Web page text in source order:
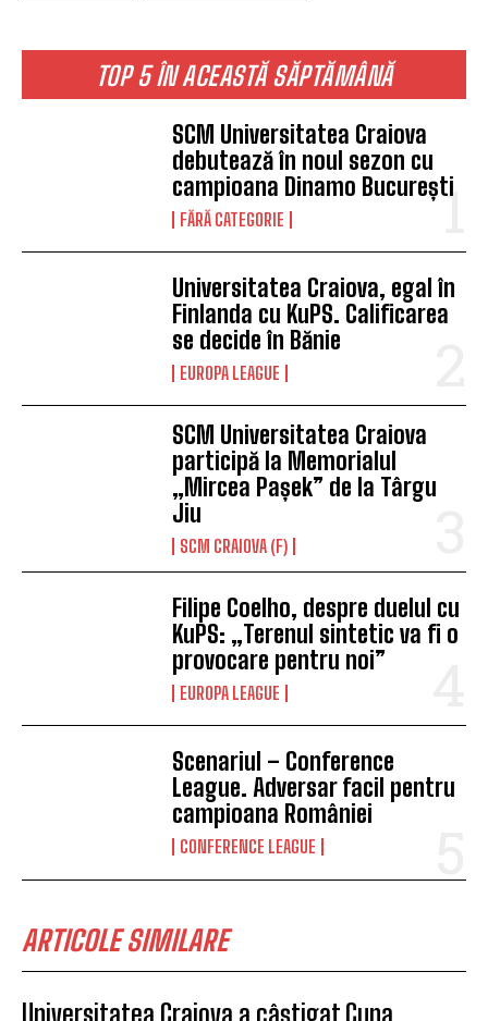
TOP 5 ÎN ACEASTĂ SĂPTĂMÂNĂ
SCM Universitatea Craiova
debutează în noul sezon cu
campioana Dinamo București
FĂRĂ CATEGORIE
Universitatea Craiova, egal în
Finlanda cu KuPS. Calificarea
se decide în Bănie
EUROPA LEAGUE
SCM Universitatea Craiova
participă la Memorialul
„Mircea Pașek” de la Târgu
Jiu
SCM CRAIOVA (F)
Filipe Coelho, despre duelul cu
KuPS: „Terenul sintetic va fi o
provocare pentru noi”
EUROPA LEAGUE
Scenariul – Conference
League. Adversar facil pentru
campioana României
CONFERENCE LEAGUE
ARTICOLE SIMILARE
Universitatea Craiova a câștigat Cupa